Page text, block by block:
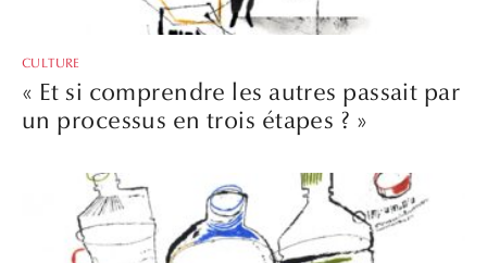
CULTURE
« Et si comprendre les autres passait par
un processus en trois étapes ? »